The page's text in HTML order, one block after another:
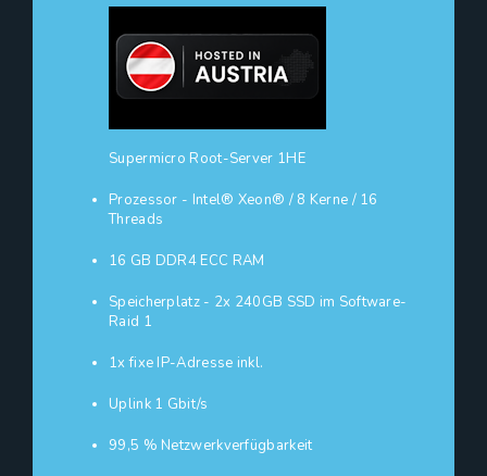
Supermicro Root-Server 1HE
Prozessor - Intel® Xeon® / 8 Kerne / 16
Threads
16 GB DDR4 ECC RAM
Speicherplatz - 2x 240GB SSD im Software-
Raid 1
1x fixe IP-Adresse inkl.
Uplink 1 Gbit/s
99,5 % Netzwerkverfügbarkeit